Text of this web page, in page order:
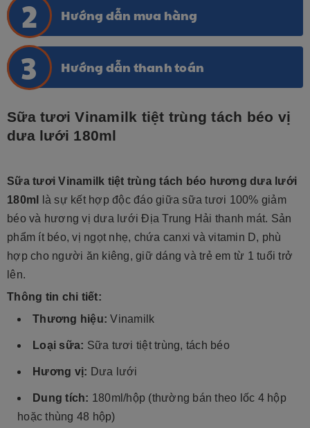
Hướng dẫn mua hàng
Hướng dẫn thanh toán
Sữa tươi Vinamilk tiệt trùng tách béo vị
dưa lưới 180ml
Sữa tươi Vinamilk tiệt trùng tách béo hương dưa lưới
180ml
là sự kết hợp độc đáo giữa sữa tươi 100% giảm
béo và hương vị dưa lưới Địa Trung Hải thanh mát. Sản
phẩm ít béo, vị ngọt nhẹ, chứa canxi và vitamin D, phù
hợp cho người ăn kiêng, giữ dáng và trẻ em từ 1 tuổi trở
lên.
Thông tin chi tiết:
Thương hiệu: Vinamilk
Loại sữa: Sữa tươi tiệt trùng, tách béo
Hương vị: Dưa lưới
Dung tích: 180ml/hộp (thường bán theo lốc 4 hộp
hoặc thùng 48 hộp)